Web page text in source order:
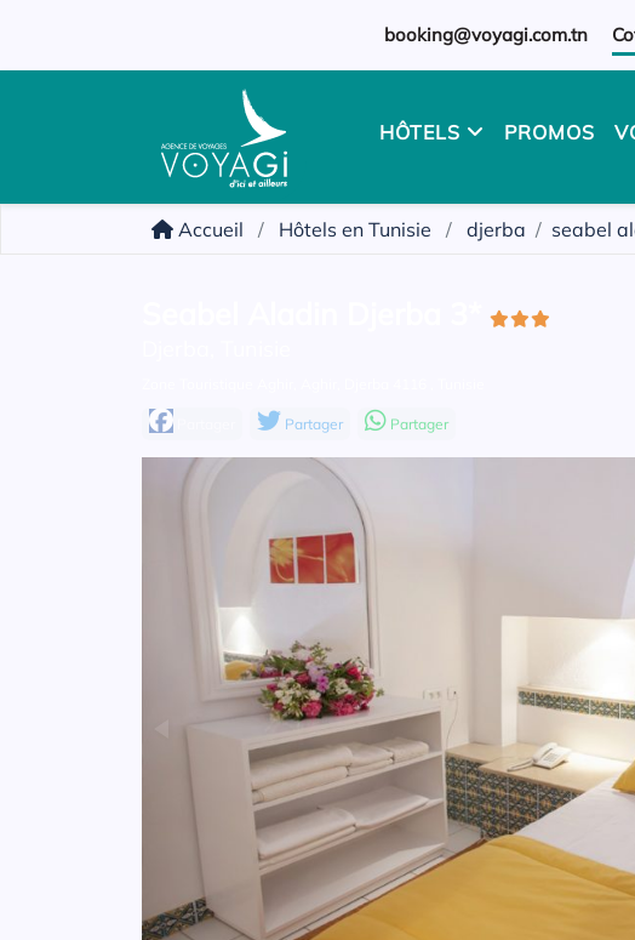
booking@voyagi.com.tn
HÔTELS PROMOS
Accueil Hôtels en Tunisie djerba seabel
Partager Partager